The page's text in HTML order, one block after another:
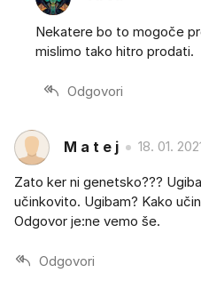
Nekatere bo to mogoče
mislimo tako hitro prodati.
Odgovori
M a t e j 18. 01.
Zato ker ni genetsko???
učinkovito. Ugibam? Kako
Odgovor je:ne vemo še.
Odgovori